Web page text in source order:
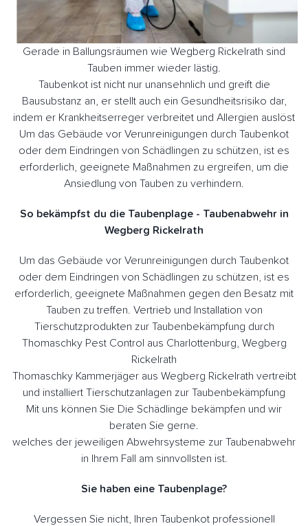
Gerade in Ballungsräumen wie Wegberg Rickelrath sind
Tauben immer wieder lästig.
Taubenkot ist nicht nur unansehnlich und greift die
Bausubstanz an, er stellt auch ein Gesundheitsrisiko dar,
indem er Krankheitserreger verbreitet und Allergien auslöst
Um das Gebäude vor Verunreinigungen durch Taubenkot
oder dem Eindringen von Schädlingen zu schützen, ist es
erforderlich, geeignete Maßnahmen zu ergreifen, um die
Ansiedlung von Tauben zu verhindern.
So bekämpfst du die Taubenplage - Taubenabwehr in
Wegberg Rickelrath
Um das Gebäude vor Verunreinigungen durch Taubenkot
oder dem Eindringen von Schädlingen zu schützen, ist es
erforderlich, geeignete Maßnahmen gegen den Besatz mit
Tauben zu treffen. Vertrieb und Installation von
Tierschutzprodukten zur Taubenbekämpfung durch
Thomaschky Pest Control aus Charlottenburg, Wegberg
Rickelrath
Thomaschky Kammerjäger aus Wegberg Rickelrath vertreibt
und installiert Tierschutzanlagen zur Taubenbekämpfung
Mit uns können Sie Die Schädlinge bekämpfen und wir
beraten Sie gerne.
welches der jeweiligen Abwehrsysteme zur Taubenabwehr
in Ihrem Fall am sinnvollsten ist.
Sie haben eine Taubenplage?
Vergessen Sie nicht, Ihren Taubenkot professionell